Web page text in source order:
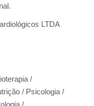
LTDA
/
/ Psicologia /